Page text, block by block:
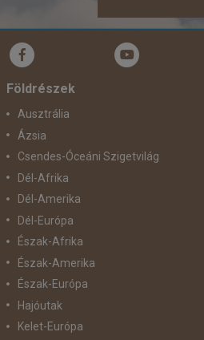
Földrészek
Ausztrália
Ázsia
Csendes-Óceáni Szigetvilág
Dél-Afrika
Dél-Amerika
Dél-Európa
Észak-Afrika
Észak-Amerika
Észak-Európa
Hajóutak
Kelet-Európa